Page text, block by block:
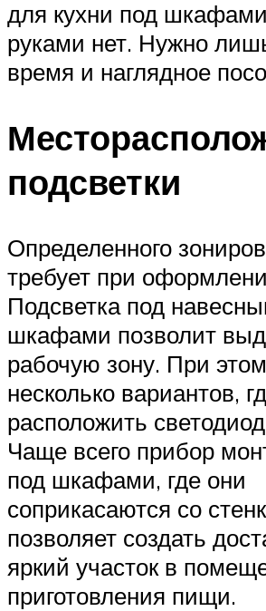
для кухни под
руками нет. Нужно
время и наглядное
подсветки
Определенного
требует при
Подсветка под
шкафами позволит
рабочую зону. При
несколько вариантов,
расположить
Чаще всего прибор
под шкафами, где они
соприкасаются со
позволяет создать
яркий участок в
приготовления пищи.